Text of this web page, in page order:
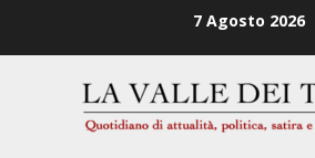
7 Agosto 2026